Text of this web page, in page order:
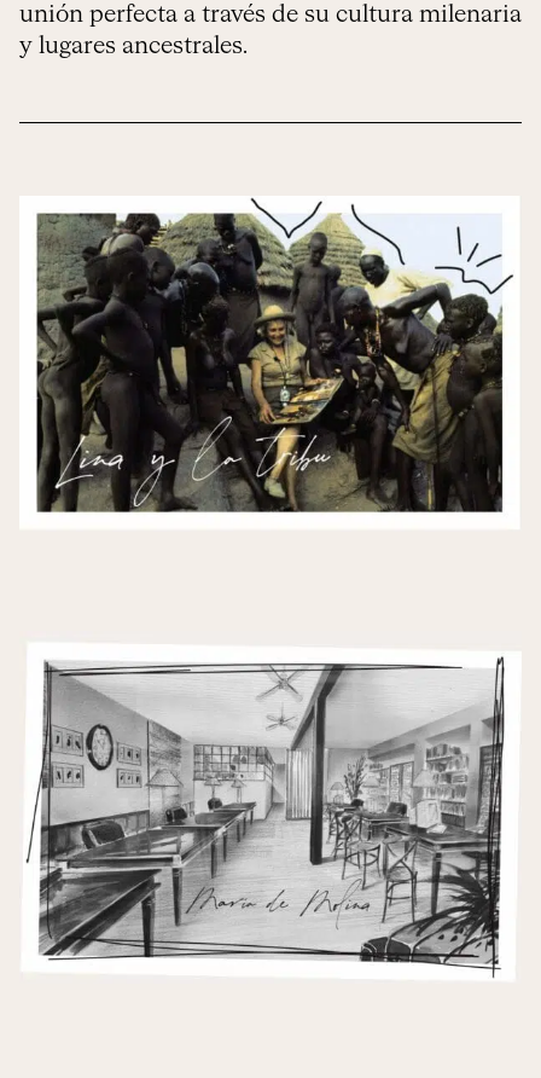
unión perfecta a través de su cultura milenaria
y lugares ancestrales.